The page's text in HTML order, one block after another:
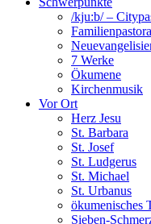
/kju:b/ –
7 Werke
Ökumene
Kirchenmusik
Vor Ort
Herz Jesu
St. Barbara
St. Josef
St. Ludgerus
St. Michael
St. Urbanus
ökumenisches
Sieben-